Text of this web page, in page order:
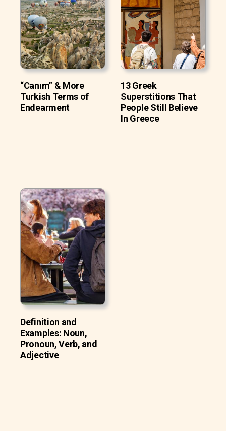
“Canım” & More
Turkish Terms of
Endearment
13 Greek
Superstitions That
People Still Believe
In Greece
Definition and
Examples: Noun,
Pronoun, Verb, and
Adjective